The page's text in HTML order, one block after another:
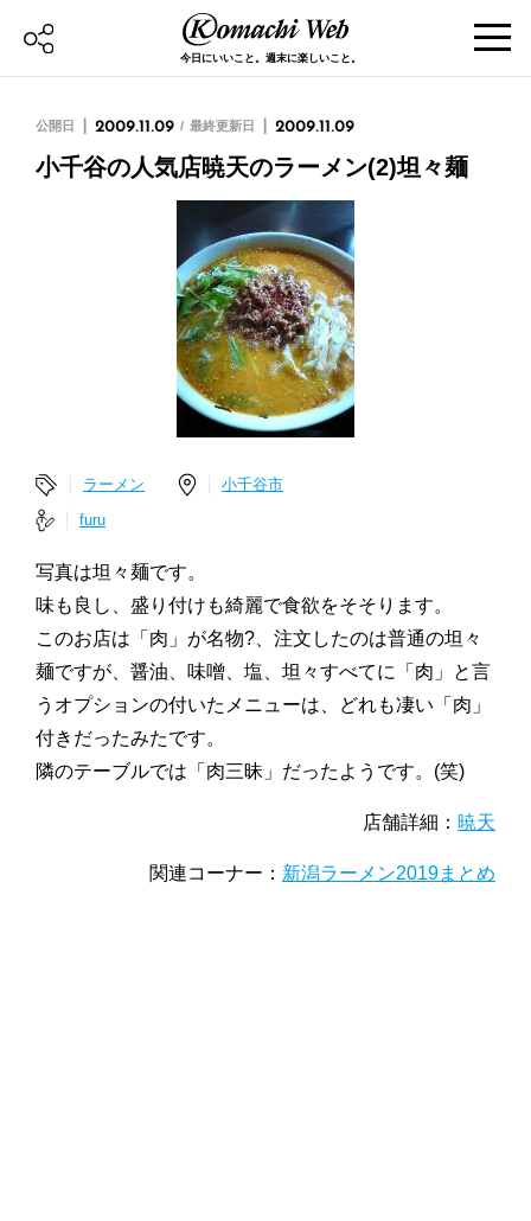
今日にいいこと。週末に楽しいこと。
公開日 2009.11.09 最終更新日 2009.11.09
小千谷の人気店暁天のラーメン(2)坦々麺
ラーメン
小千谷市
furu
写真は坦々麺です。
味も良し、盛り付けも綺麗で食欲をそそります。
このお店は「肉」が名物?、注文したのは普通の坦々
麺ですが、醤油、味噌、塩、坦々すべてに「肉」と言
うオプションの付いたメニューは、どれも凄い「肉」
付きだったみたです。
隣のテーブルでは「肉三昧」だったようです。(笑)
店舗詳細： 暁天
関連コーナー： 新潟ラーメン2019まとめ